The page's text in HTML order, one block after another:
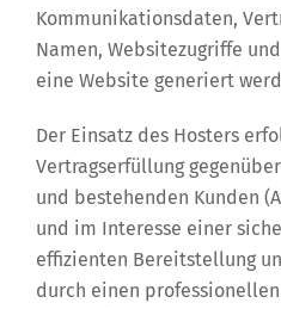
Kommunikationsdaten,
Namen, Websitezugriffe
eine Website generiert
Der Einsatz des Hosters
Vertragserfüllung
und bestehenden Kunden
und im Interesse einer
effizienten Bereitstellung
durch einen